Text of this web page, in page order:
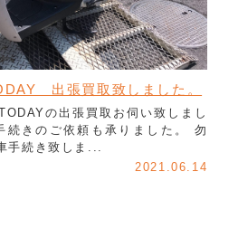
出張買取致しました。
の出張買取お伺い致しまし
続きのご依頼も承りました。 勿
手続き致しま...
2021.06.14